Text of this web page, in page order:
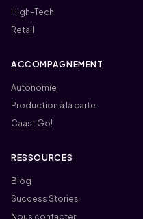
High-Tech
Retail
ACCOMPAGNEMENT
Autonomie
Production à la carte
Caast Go!
RESSOURCES
Blog
Success Stories
Nous contacter